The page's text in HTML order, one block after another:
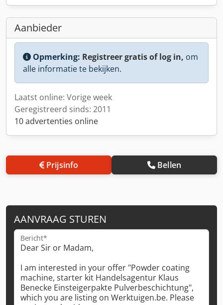
Aanbieder
Opmerking: Registreer gratis of log in, om
alle informatie te bekijken.
Laatst online: Vorige week
Geregistreerd sinds: 2011
10 advertenties online
Prijsinfo Bellen
AANVRAAG STUREN
Bericht*